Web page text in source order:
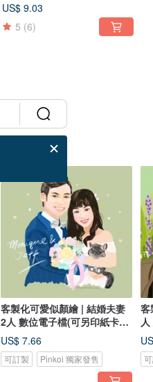
US$ 9.03
5 (6)
客製化可愛似顏繪 | 結婚夫妻
2人 數位電子檔(可另印紙卡連
相架)
US$ 7.66
可訂製 Pinkoi 獨家發售
客